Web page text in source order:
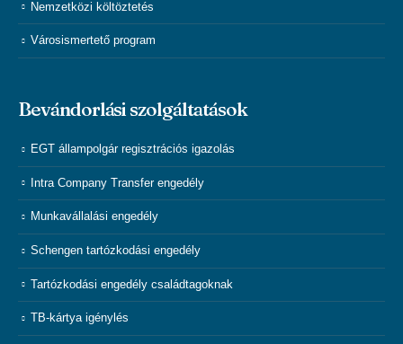
Nemzetközi költöztetés
Városismertető program
Bevándorlási szolgáltatások
EGT állampolgár regisztrációs igazolás
Intra Company Transfer engedély
Munkavállalási engedély
Schengen tartózkodási engedély
Tartózkodási engedély családtagoknak
TB-kártya igénylés